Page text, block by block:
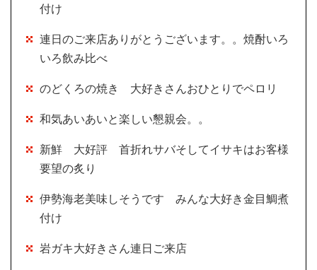
付け
連日のご来店ありがとうございます。。焼酎いろ
いろ飲み比べ
のどくろの焼き 大好きさんおひとりでペロリ
和気あいあいと楽しい懇親会。。
新鮮 大好評 首折れサバそしてイサキはお客様
要望の炙り
伊勢海老美味しそうです みんな大好き金目鯛煮
付け
岩ガキ大好きさん連日ご来店